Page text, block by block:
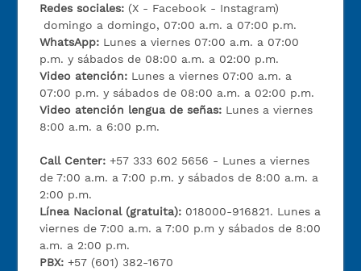
Redes sociales: (X - Facebook - Instagram)
domingo a domingo, 07:00 a.m. a 07:00 p.m.
WhatsApp: Lunes a viernes 07:00 a.m. a 07:00
p.m. y sábados de 08:00 a.m. a 02:00 p.m.
Video atención: Lunes a viernes 07:00 a.m. a
07:00 p.m. y sábados de 08:00 a.m. a 02:00 p.m.
Video atención lengua de señas: Lunes a viernes
8:00 a.m. a 6:00 p.m.
Call Center:+57 333 602 5656 - Lunes a viernes
de 7:00 a.m. a 7:00 p.m. y sábados de 8:00 a.m. a
2:00 p.m.
Línea Nacional (gratuita): 018000-916821. Lunes a
viernes de 7:00 a.m. a 7:00 p.m y sábados de 8:00
a.m. a 2:00 p.m.
PBX:+57 (601) 382-1670